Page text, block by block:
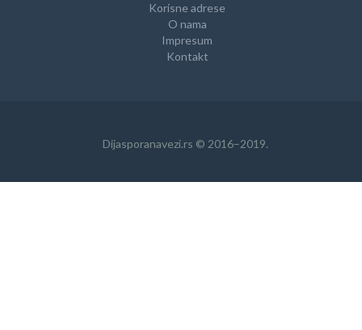
Korisne adrese
O nama
Impresum
Kontakt
Dijasporanavezi.rs © 2016–2019.